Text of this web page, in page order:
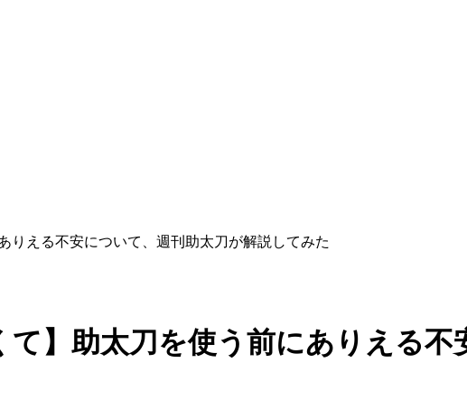
りえる不安について、週刊助太刀が解説してみた
て】助太刀を使う前にありえる